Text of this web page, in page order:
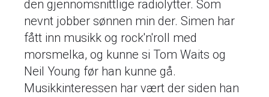
den gjennomsnittlige radiolytter. Som
nevnt jobber sønnen min der. Simen har
fått inn musikk og rock'n'roll med
morsmelka, og kunne si Tom Waits og
Neil Young før han kunne gå.
Musikkinteressen har vært der siden han